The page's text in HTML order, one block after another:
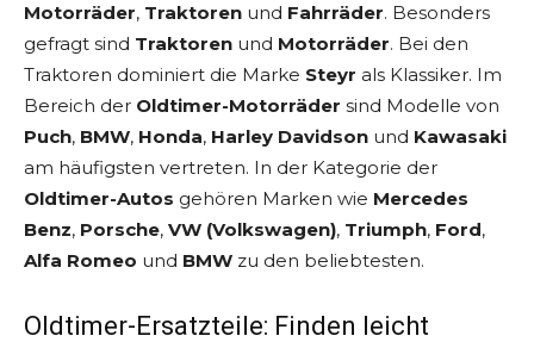
Motorräder, Traktoren und Fahrräder. Besonders
gefragt sind Traktoren und Motorräder. Bei den
Traktoren dominiert die Marke Steyr als Klassiker. Im
Bereich der Oldtimer-Motorräder sind Modelle von
Puch, BMW, Honda, Harley Davidson und Kawasaki
am häufigsten vertreten. In der Kategorie der
Oldtimer-Autos gehören Marken wie Mercedes
Benz, Porsche, VW (Volkswagen), Triumph, Ford,
Alfa Romeo und BMW zu den beliebtesten.
Oldtimer-Ersatzteile: Finden leicht